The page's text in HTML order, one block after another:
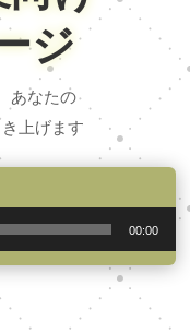
ジ
あなたの
上げます
00:00